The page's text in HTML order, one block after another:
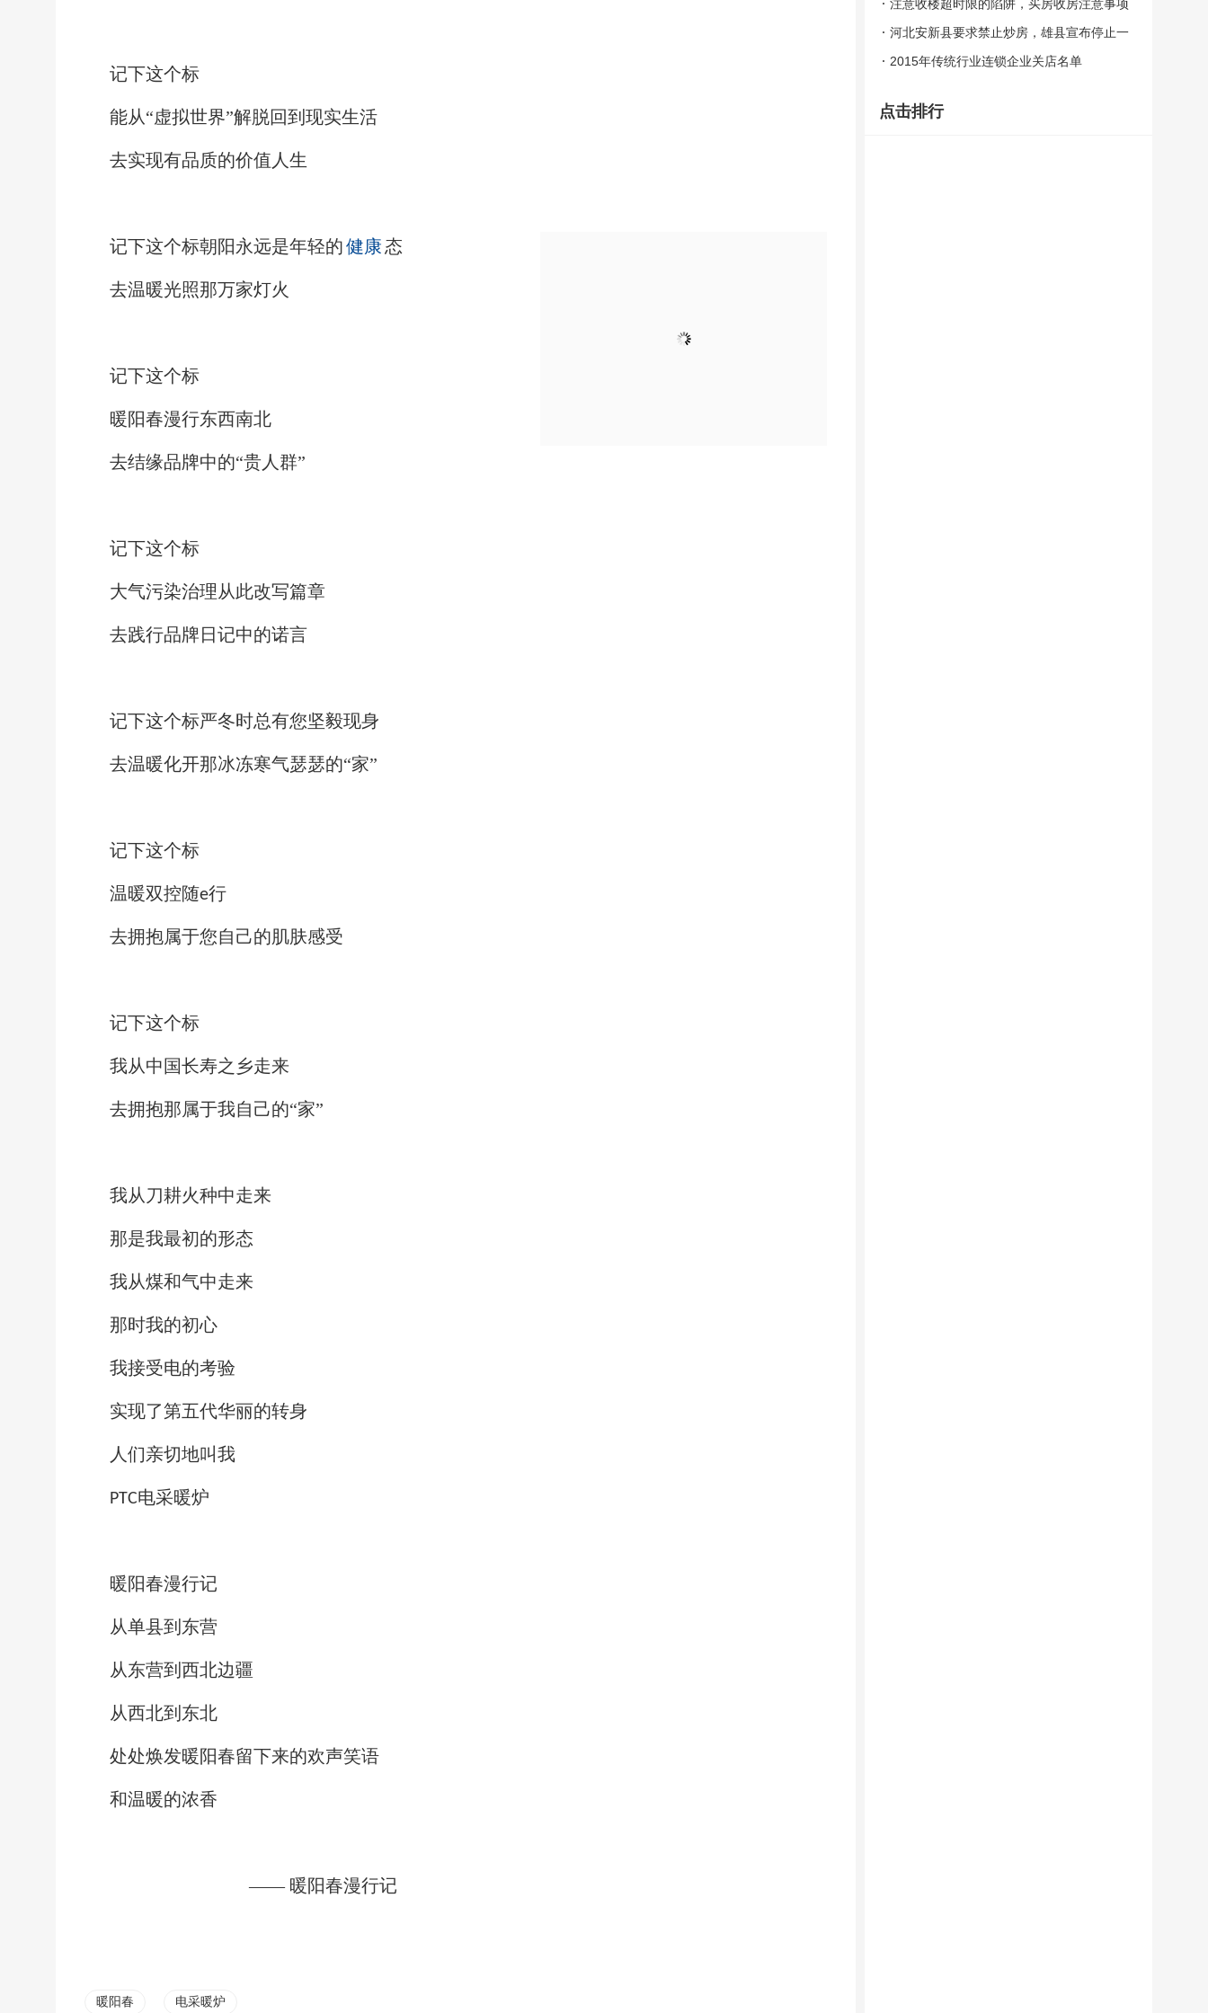
记下这个标
能从“虚拟世界”解脱回到现实生活
去实现有品质的价值人生
记下这个标朝阳永远是年轻的健康 态
去温暖光照那万家灯火
记下这个标
暖阳春漫行东西南北
去结缘品牌中的“贵人群”
记下这个标
大气污染治理从此改写篇章
去践行品牌日记中的诺言
记下这个标严冬时总有您坚毅现身
去温暖化开那冰冻寒气瑟瑟的“家”
记下这个标
温暖双控随e行
去拥抱属于您自己的肌肤感受
记下这个标
我从中国长寿之乡走来
去拥抱那属于我自己的“家”
我从刀耕火种中走来
那是我最初的形态
我从煤和气中走来
那时我的初心
我接受电的考验
实现了第五代华丽的转身
人们亲切地叫我
PTC电采暖炉
暖阳春漫行记
从单县到东营
从东营到西北边疆
从西北到东北
处处焕发暖阳春留下来的欢声笑语
和温暖的浓香
—— 暖阳春漫行记
暖阳春 电采暖炉
台是必然趋势
注意收楼超时限的陷阱，买房收房注意事项
总结
河北安新县要求禁止炒房，雄县宣布停止一
切售楼行为
2015年传统行业连锁企业关店名单
点击排行